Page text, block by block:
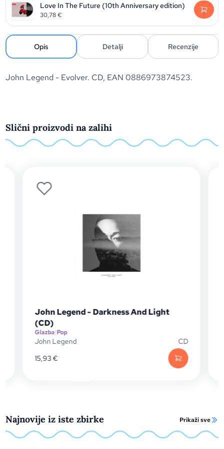
Love In The Future (10th Anniversary edition)
30,78€
Opis Detalji Recenzije
John Legend - Evolver. CD, EAN 0886973874523.
Slični proizvodi na zalihi
John Legend - Darkness And Light
(CD)
Glazba|Pop
John Legend
CD
15,93€
Najnovije iz iste zbirke Prikaži sve